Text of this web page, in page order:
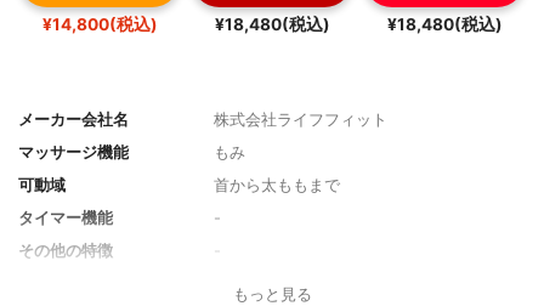
¥14,800(税込) ¥18,480(税込) ¥18,480(税込)
メーカー会社名
株式会社ライフフィット
マッサージ機能
もみ
可動域
首から太ももまで
タイマー機能
-
その他の特徴
もっと見る